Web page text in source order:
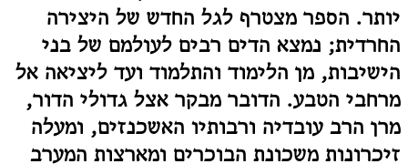
יותר. הספר מצטרף לגל החדש של היצירה
החרדית; נמצא הדים רבים לעולמם של בני
הישיבות, מן הלימוד והתלמוד ועד ליציאה אל
מרחבי הטבע. הדובר מבקר אצל גדולי הדור,
מרן הרב עובדיה ורבותיו האשכנזים, ומעלה
זיכרונות משכונת הבוכרים ומארצות המערב